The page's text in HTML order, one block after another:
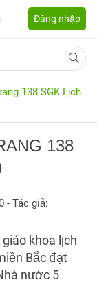
Đăng nhập
138 SGK Lịch
138
- Tác giả:
khoa lịch
Bắc đạt
nước 5